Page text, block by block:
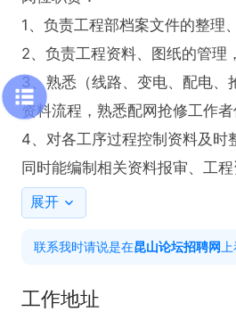
1、负责工程部档案文件的整理
2、负责工程资料、图纸的管理
3、熟悉（线路、变电、配电、
资料流程，熟悉配网抢修工作者
4、对各工序过程控制资料及时
同时能编制相关资料报审、工
资料收集整理；
5、熟悉施工前期准备文件编制
管理，施工过程阶段进度资料
料的完整性。
展开
联系我时请说是在昆山论坛招聘网
工作地址